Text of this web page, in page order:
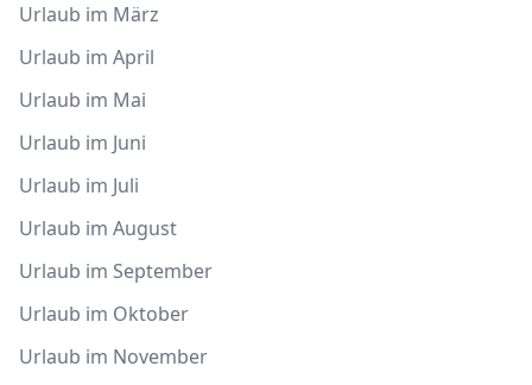
Urlaub im März
Urlaub im April
Urlaub im Mai
Urlaub im Juni
Urlaub im Juli
Urlaub im August
Urlaub im September
Urlaub im Oktober
Urlaub im November